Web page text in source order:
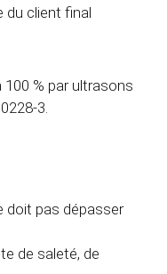
du client final
% par ultrasons
3.
doit pas dépasser
de saleté, de